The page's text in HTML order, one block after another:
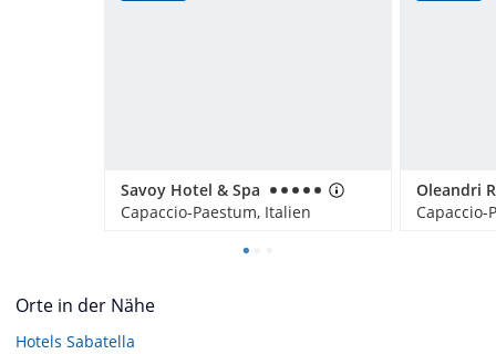
Savoy Hotel & Spa
Capaccio-Paestum, Italien
Oleandri
Capaccio-
Orte in der Nähe
Hotels Sabatella